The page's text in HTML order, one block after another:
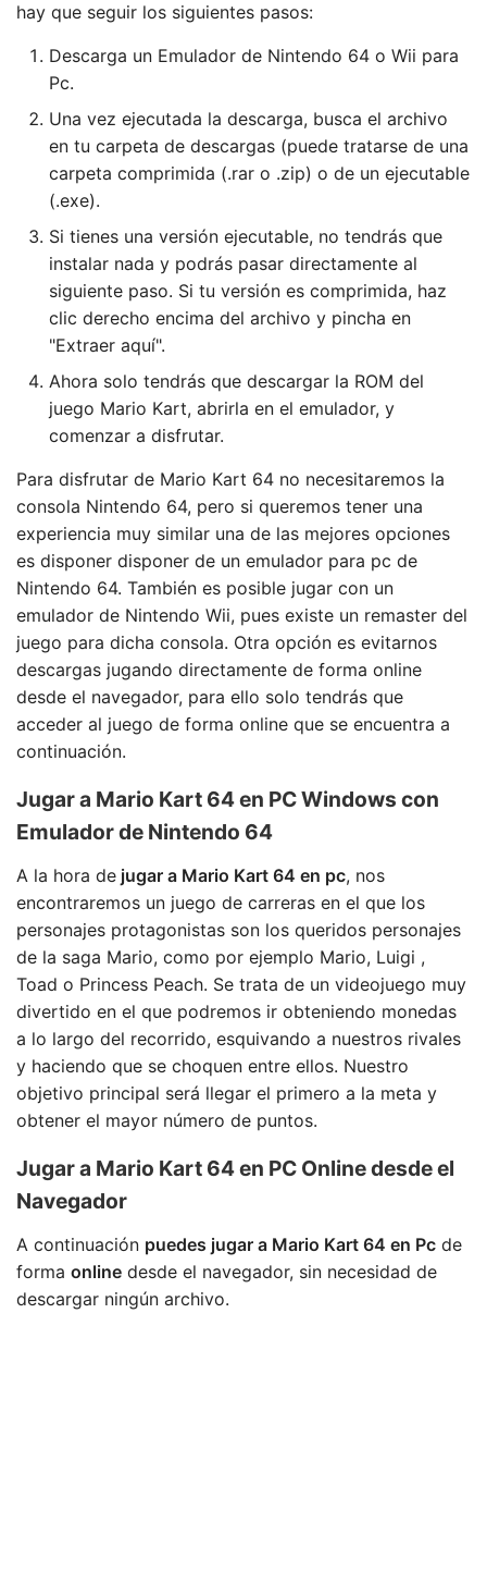
hay que seguir los siguientes pasos:
Descarga un Emulador de Nintendo 64 o Wii para
Pc.
Una vez ejecutada la descarga, busca el archivo
en tu carpeta de descargas (puede tratarse de una
carpeta comprimida (.rar o .zip) o de un ejecutable
(.exe).
Si tienes una versión ejecutable, no tendrás que
instalar nada y podrás pasar directamente al
siguiente paso. Si tu versión es comprimida, haz
clic derecho encima del archivo y pincha en
"Extraer aquí".
Ahora solo tendrás que descargar la ROM del
juego Mario Kart, abrirla en el emulador, y
comenzar a disfrutar.
Para disfrutar de Mario Kart 64 no necesitaremos la
consola Nintendo 64, pero si queremos tener una
experiencia muy similar una de las mejores opciones
es disponer disponer de un emulador para pc de
Nintendo 64. También es posible jugar con un
emulador de Nintendo Wii, pues existe un remaster del
juego para dicha consola. Otra opción es evitarnos
descargas jugando directamente de forma online
desde el navegador, para ello solo tendrás que
acceder al juego de forma online que se encuentra a
continuación.
Jugar a Mario Kart 64 en PC Windows con
Emulador de Nintendo 64
A la hora de jugar a Mario Kart 64 en pc, nos
encontraremos un juego de carreras en el que los
personajes protagonistas son los queridos personajes
de la saga Mario, como por ejemplo Mario, Luigi ,
Toad o Princess Peach. Se trata de un videojuego muy
divertido en el que podremos ir obteniendo monedas
a lo largo del recorrido, esquivando a nuestros rivales
y haciendo que se choquen entre ellos. Nuestro
objetivo principal será llegar el primero a la meta y
obtener el mayor número de puntos.
Jugar a Mario Kart 64 en PC Online desde el
Navegador
A continuación puedes jugar a Mario Kart 64 en Pc de
forma online desde el navegador, sin necesidad de
descargar ningún archivo.